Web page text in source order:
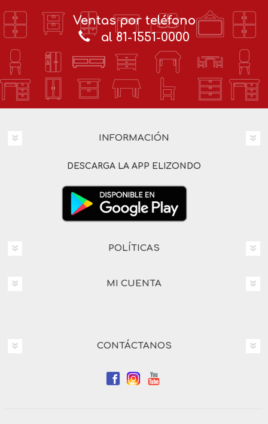
Ventas por teléfono
al 81-1551-0000
INFORMACIÓN
DESCARGA LA APP ELIZONDO
POLÍTICAS
MI CUENTA
CONTÁCTANOS